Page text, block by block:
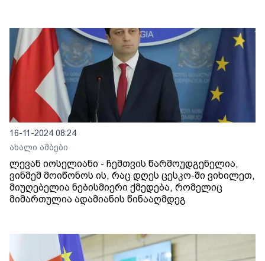
16-11-2024 08:24
ახალი ამბები
ლევან იოსელიანი - ჩემთვის წარმოუდგენელია,
ვინმემ მოიწონოს ის, რაც დღეს ცესკო-ში ვიხილეთ,
მიუღებელია ნებისმიერი ქმედება, რომელიც
მიმართულია ადამიანის წინააღმდეგ